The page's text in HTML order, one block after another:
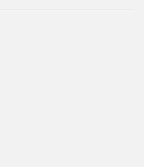
– инструменты позволяют
или несколько
хроматические аберрации,
загружать
к снимкам эти сообщения